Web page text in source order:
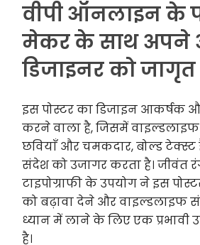
वीपी ऑनलाइन के
मेकर के साथ अपने
डिजाइनर को
इस पोस्टर का डिजाइन आकर्षक
करने वाला है, जिसमें
छवियाँ और चमकदार, बोल्ड टेक्स्ट
संदेश को उजागर करता है। जीवंत
टाइपोग्राफी के उपयोग ने इस
को बढ़ावा देने और वाइल्डलाइफ
ध्यान में लाने के लिए एक प्रभावी
है।